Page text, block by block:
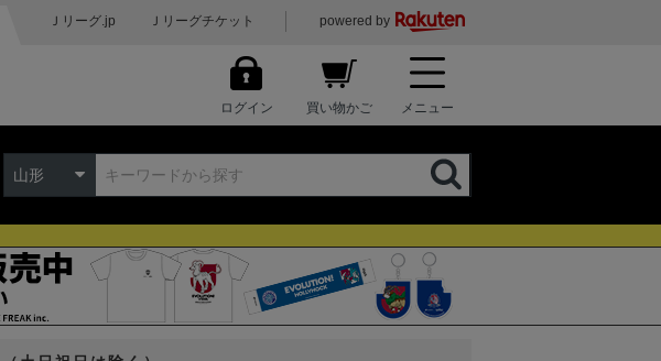
Ｊリーグ.jp Ｊリーグチケット powered by
ログイン 買い物かご メニュー
山形